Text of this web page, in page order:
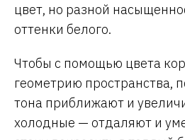
цвет, но разной
оттенки белого.
Чтобы с помощью цвета
геометрию пространства,
тона приближают и
холодные — отдаляют и